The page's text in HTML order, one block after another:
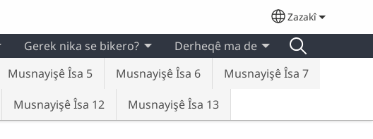
Select your
Zazakî
Musnayişê Îsa 5 Musnayişê Îsa 6
Musnayişê Îsa 7
Musnayişê Îsa 12 Musnayişê Îsa 13
Gerek nika se bikero? Derheqê ma de